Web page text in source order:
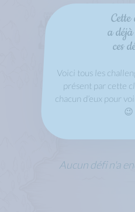
Cette
a
ces
Voici tous les
présent par cette
chacun d’eux pour
😉
Aucun défi n'a